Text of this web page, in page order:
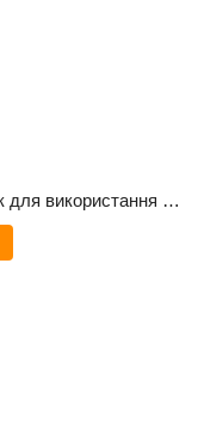
Фотоелектричний датчик для використання на конвеєрі